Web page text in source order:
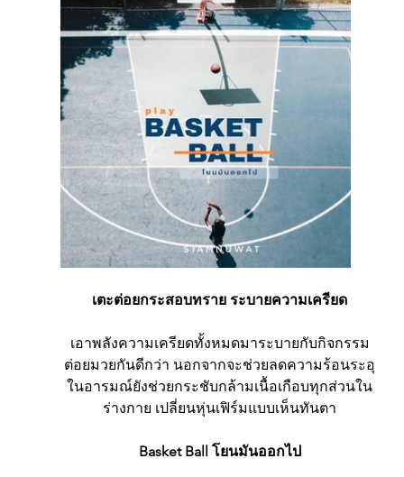
เตะต่อยกระสอบทราย ระบายความเครียด
เอาพลังความเครียดทั้งหมดมาระบายกับกิจกรรม
ต่อยมวยกันดีกว่า นอกจากจะช่วยลดความร้อนระอุ
ในอารมณ์ยังช่วยกระชับกล้ามเนื้อเกือบทุกส่วนใน
ร่างกาย เปลี่ยนหุ่นเฟิร์มแบบเห็นทันตา
Basket Ball โยนมันออกไป